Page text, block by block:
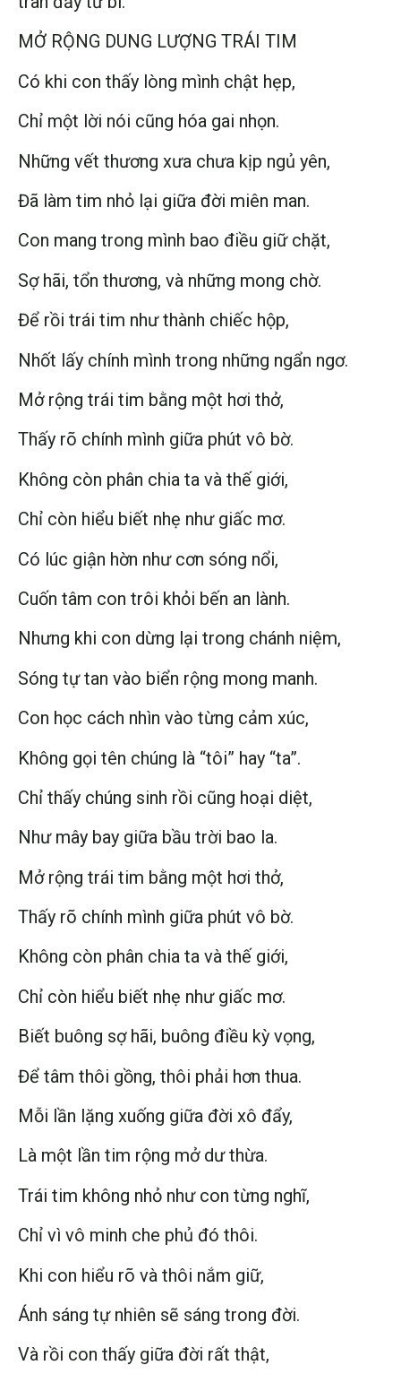
MỞ RỘNG DUNG LƯỢNG TRÁI TIM
Có khi con thấy lòng mình chật hẹp,
Chỉ một lời nói cũng hóa gai nhọn.
Những vết thương xưa chưa kịp ngủ yên,
Đã làm tim nhỏ lại giữa đời miên man.
Con mang trong mình bao điều giữ chặt,
Sợ hãi, tổn thương, và những mong chờ.
Để rồi trái tim như thành chiếc hộp,
Nhốt lấy chính mình trong những ngẩn ngơ.
Mở rộng trái tim bằng một hơi thở,
Thấy rõ chính mình giữa phút vô bờ.
Không còn phân chia ta và thế giới,
Chỉ còn hiểu biết nhẹ như giấc mơ.
Có lúc giận hờn như cơn sóng nổi,
Cuốn tâm con trôi khỏi bến an lành.
Nhưng khi con dừng lại trong chánh niệm,
Sóng tự tan vào biển rộng mong manh.
Con học cách nhìn vào từng cảm xúc,
Không gọi tên chúng là “tôi” hay “ta”.
Chỉ thấy chúng sinh rồi cũng hoại diệt,
Như mây bay giữa bầu trời bao la.
Mở rộng trái tim bằng một hơi thở,
Thấy rõ chính mình giữa phút vô bờ.
Không còn phân chia ta và thế giới,
Chỉ còn hiểu biết nhẹ như giấc mơ.
Biết buông sợ hãi, buông điều kỳ vọng,
Để tâm thôi gồng, thôi phải hơn thua.
Mỗi lần lặng xuống giữa đời xô đẩy,
Là một lần tim rộng mở dư thừa.
Trái tim không nhỏ như con từng nghĩ,
Chỉ vì vô minh che phủ đó thôi.
Khi con hiểu rõ và thôi nắm giữ,
Ánh sáng tự nhiên sẽ sáng trong đời.
Và rồi con thấy giữa đời rất thật,